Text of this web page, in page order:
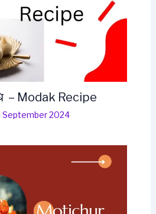
– Modak Recipe
September 2024